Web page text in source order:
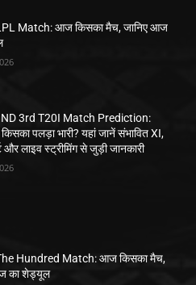
Match: आज किसका मैच, जानिए आज
3rd T20I Match Prediction:
पलड़ा भारी? यहां जानें संभावित XI,
और लाइव स्ट्रीमिंग से जुड़ी जानकारी
Hundred Match: आज किसका मैच,
का शेड्यूल